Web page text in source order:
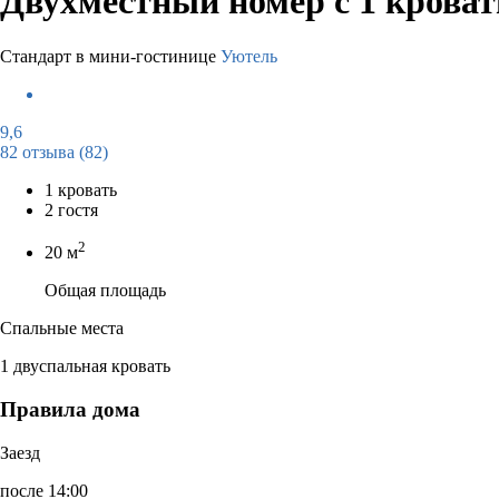
Стандарт в мини-гостинице Уютель
9,6
82 отзыва (82)
1 кровать
2 гостя
20 м2
Общая площадь
Спальные места
1 двуспальная кровать
Правила дома
Заезд
после 14:00